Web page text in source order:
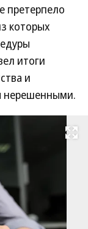
претерпело
которых
итоги
и
нерешенными.
Развернуть